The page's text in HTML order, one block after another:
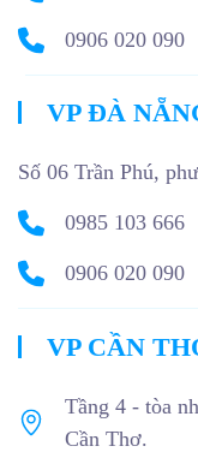
0906 020 090
VP ĐÀ
Số 06 Trần Phú,
0985 103 666
0906 020 090
VP CẦN
Tầng 4 - tòa
Cần Thơ.